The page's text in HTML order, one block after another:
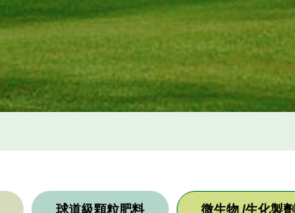
球道級顆粒肥料 微生物 /生化製劑